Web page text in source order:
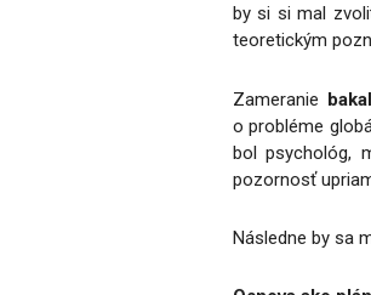
by si si mal
teoretickým
Zameranie
o probléme
bol psychológ,
pozornosť
Následne by sa